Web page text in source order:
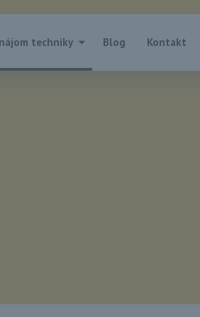
techniky Blog Kontakt